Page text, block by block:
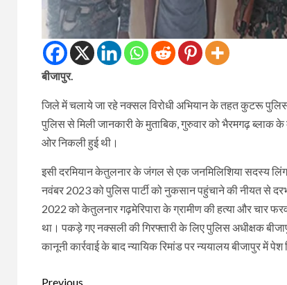
बीजापुर.
जिले में चलाये जा रहे नक्सल विरोधी अभियान के तहत कुटरू
पुलिस से मिली जानकारी के मुताबिक, गुरुवार को भैरमगढ़ ब्लाक
ओर निकली हुई थी।
इसी दरमियान केतुलनार के जंगल से एक जनमिलिशिया सदस्य
नवंबर 2023 को पुलिस पार्टी को नुकसान पहुंचाने की नीयत से
2022 को केतुलनार गढ़मेरिपारा के ग्रामीण की हत्या और चार
था। पकड़े गए नक्सली की गिरफ्तारी के लिए पुलिस अधीक्षक
कानूनी कार्रवाई के बाद न्यायिक रिमांड पर न्ययालय बीजापुर में पेश
Previous